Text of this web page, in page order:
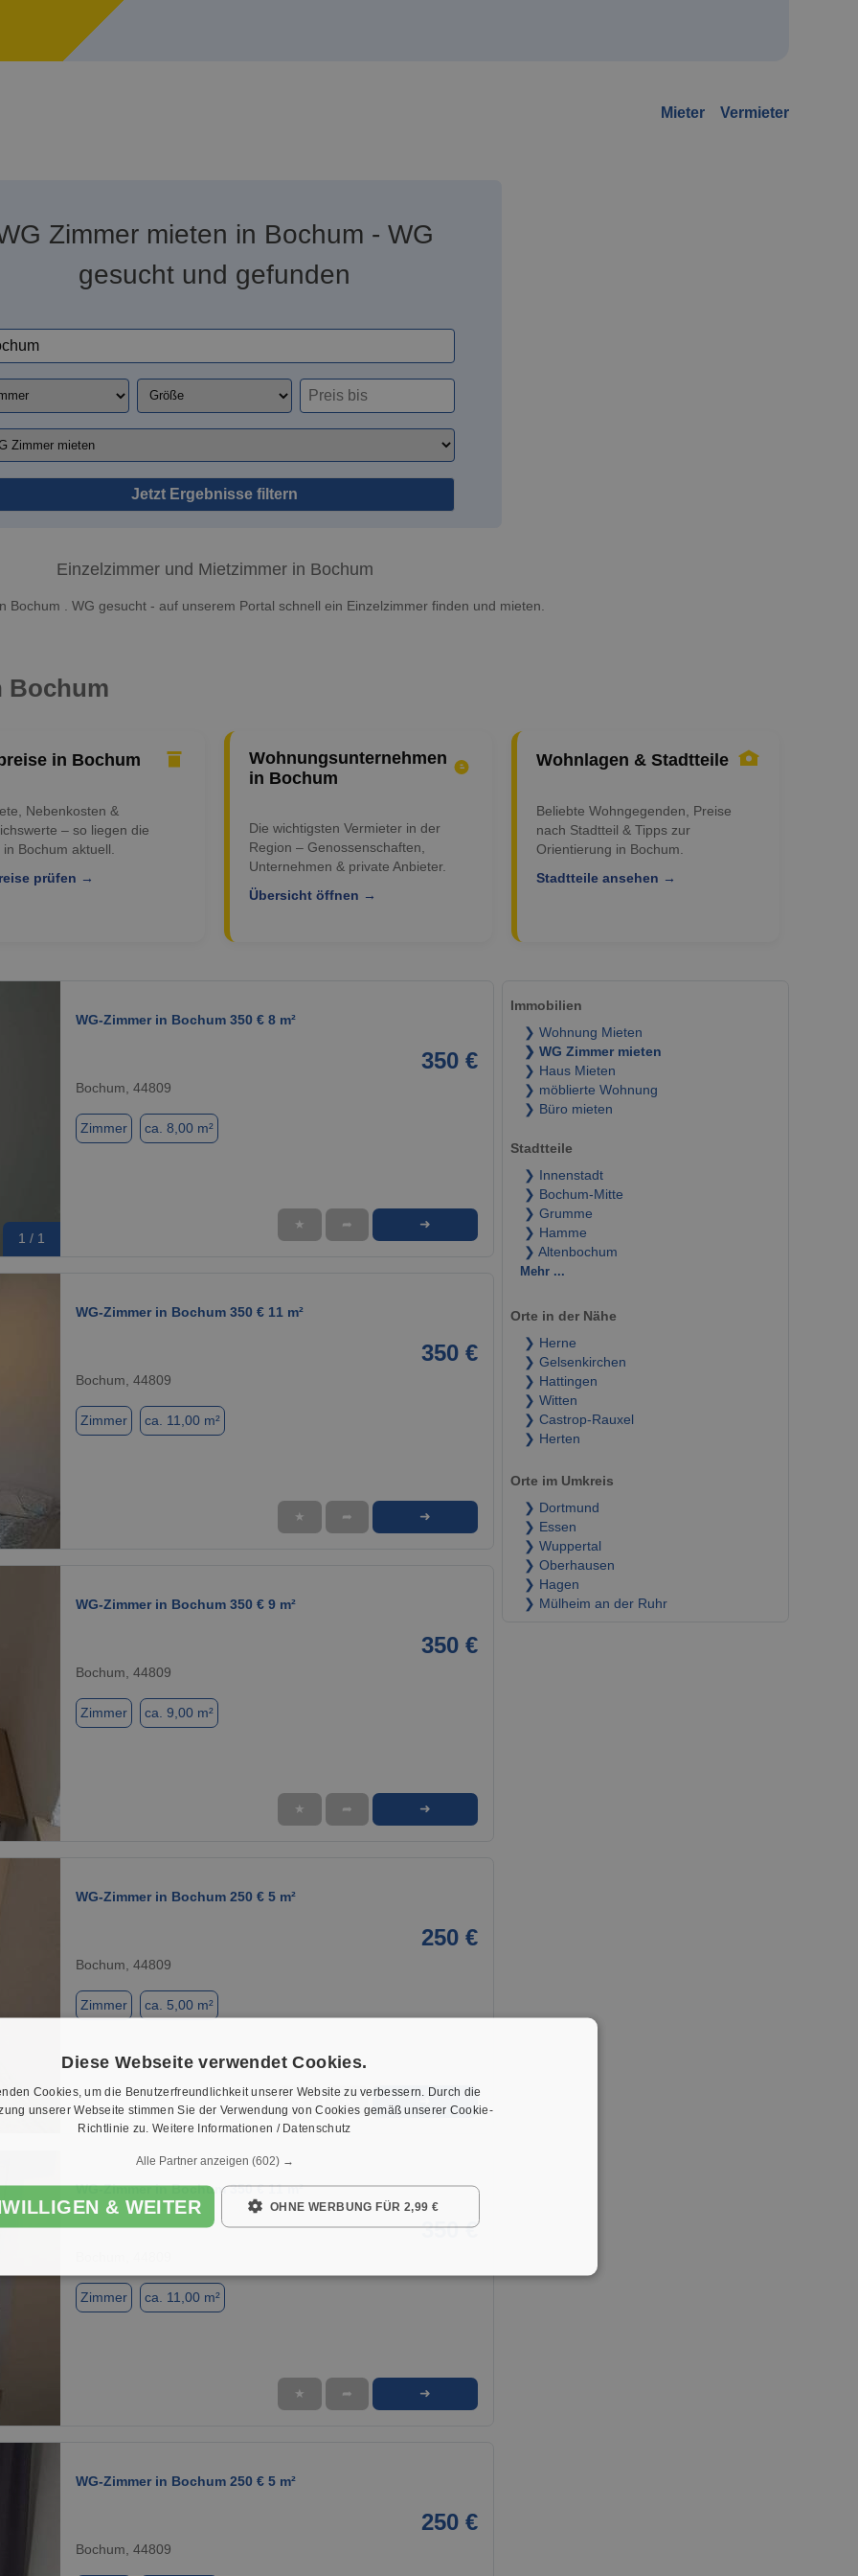
Mieter Vermieter
Zimmer mieten in Bochum - WG
gesucht und gefunden
Jetzt Ergebnisse filtern
Einzelzimmer und Mietzimmer in Bochum
Bochum . WG gesucht - auf unserem Portal schnell ein Einzelzimmer finden und mieten.
Bochum
in Bochum
Nebenkosten &
– so liegen die
Bochum aktuell.
prüfen →
Wohnungsunternehmen
in Bochum
Die wichtigsten Vermieter in der
Region – Genossenschaften,
Unternehmen & private Anbieter.
Übersicht öffnen →
Wohnlagen & Stadtteile
Beliebte Wohngegenden, Preise
nach Stadtteil & Tipps zur
Orientierung in Bochum.
Stadtteile ansehen →
1 / 1
WG-Zimmer in Bochum 350 € 8 m²
350 €
Bochum, 44809
Zimmer ca. 8,00 m²
★ ➦ ➜
WG-Zimmer in Bochum 350 € 11 m²
350 €
Bochum, 44809
Zimmer ca. 11,00 m²
★ ➦ ➜
1 / 1
WG-Zimmer in Bochum 350 € 9 m²
350 €
Bochum, 44809
Zimmer ca. 9,00 m²
★ ➦ ➜
1 / 1
WG-Zimmer in Bochum 250 € 5 m²
250 €
Bochum, 44809
Zimmer ca. 5,00 m²
WG-Zimmer in Bochum 350 € 11 m²
350 €
Zimmer ca. 11,00 m²
★ ➦ ➜
WG-Zimmer in Bochum 250 € 5 m²
250 €
Bochum, 44809
Immobilien
❯ Wohnung Mieten
❯ WG Zimmer mieten
❯ Haus Mieten
❯ möblierte Wohnung
❯ Büro mieten
Stadtteile
❯ Innenstadt
❯ Bochum-Mitte
❯ Grumme
❯ Hamme
❯ Altenbochum
Mehr ...
Orte in der Nähe
❯ Herne
❯ Gelsenkirchen
❯ Hattingen
❯ Witten
❯ Castrop-Rauxel
❯ Herten
Orte im Umkreis
❯ Dortmund
❯ Essen
❯ Wuppertal
❯ Oberhausen
❯ Hagen
❯ Mülheim an der Ruhr
Diese Webseite verwendet Cookies.
Cookies, um die Benutzerfreundlichkeit unserer Website zu verbessern. Durch die
unserer Webseite stimmen Sie der Verwendung von Cookies gemäß unserer Cookie-
Richtlinie zu. Weitere Informationen / Datenschutz
Alle Partner anzeigen (602) →
& WEITER OHNE WERBUNG FÜR 2,99 €